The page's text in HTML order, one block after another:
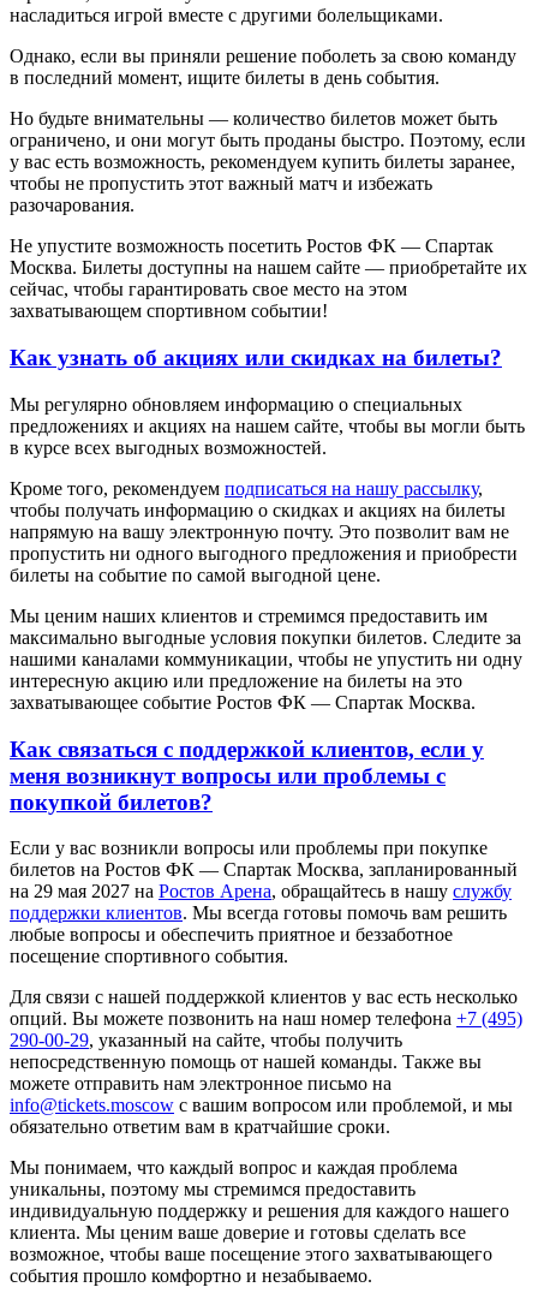
насладиться игрой вместе с другими болельщиками.
Однако, если вы приняли решение поболеть за свою команду
в последний момент, ищите билеты в день события.
Но будьте внимательны — количество билетов может быть
ограничено, и они могут быть проданы быстро. Поэтому, если
у вас есть возможность, рекомендуем купить билеты заранее,
чтобы не пропустить этот важный матч и избежать
разочарования.
Не упустите возможность посетить Ростов ФК — Спартак
Москва. Билеты доступны на нашем сайте — приобретайте их
сейчас, чтобы гарантировать свое место на этом
захватывающем спортивном событии!
Как узнать об акциях или скидках на билеты?
Мы регулярно обновляем информацию о специальных
предложениях и акциях на нашем сайте, чтобы вы могли быть
в курсе всех выгодных возможностей.
Кроме того, рекомендуем подписаться на нашу рассылку,
чтобы получать информацию о скидках и акциях на билеты
напрямую на вашу электронную почту. Это позволит вам не
пропустить ни одного выгодного предложения и приобрести
билеты на событие по самой выгодной цене.
Мы ценим наших клиентов и стремимся предоставить им
максимально выгодные условия покупки билетов. Следите за
нашими каналами коммуникации, чтобы не упустить ни одну
интересную акцию или предложение на билеты на это
захватывающее событие Ростов ФК — Спартак Москва.
Как связаться с поддержкой клиентов, если у
меня возникнут вопросы или проблемы с
покупкой билетов?
Если у вас возникли вопросы или проблемы при покупке
билетов на Ростов ФК — Спартак Москва, запланированный
на 29 мая 2027 на Ростов Арена, обращайтесь в нашу службу
поддержки клиентов. Мы всегда готовы помочь вам решить
любые вопросы и обеспечить приятное и беззаботное
посещение спортивного события.
Для связи с нашей поддержкой клиентов у вас есть несколько
опций. Вы можете позвонить на наш номер телефона +7 (495)
290-00-29, указанный на сайте, чтобы получить
непосредственную помощь от нашей команды. Также вы
можете отправить нам электронное письмо на
info@tickets.moscow с вашим вопросом или проблемой, и мы
обязательно ответим вам в кратчайшие сроки.
Мы понимаем, что каждый вопрос и каждая проблема
уникальны, поэтому мы стремимся предоставить
индивидуальную поддержку и решения для каждого нашего
клиента. Мы ценим ваше доверие и готовы сделать все
возможное, чтобы ваше посещение этого захватывающего
события прошло комфортно и незабываемо.